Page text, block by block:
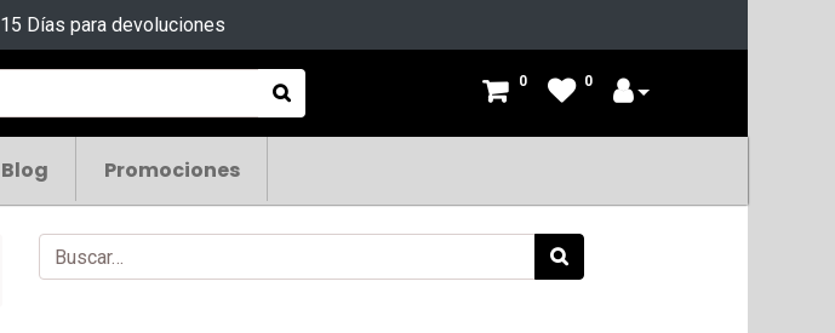
15 Días para devoluciones
0 0
Blog Promociones